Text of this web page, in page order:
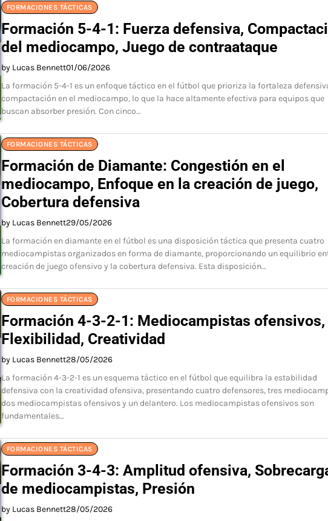
FORMACIONES TÁCTICAS
Formación 5-4-1: Fuerza defensiva,
del mediocampo, Juego de contraataque
by Lucas Bennett01/06/2026
La formación 5-4-1 es un enfoque táctico en el fútbol que prioriza la fortaleza
compactación en el mediocampo, lo que la hace altamente efectiva para equipos que
buscan absorber presión. Con cinco…
FORMACIONES TÁCTICAS
Formación de Diamante: Congestión en el
mediocampo, Enfoque en la creación de juego,
Cobertura defensiva
by Lucas Bennett29/05/2026
La formación en diamante en el fútbol es una disposición táctica que presenta cuatro
mediocampistas organizados en forma de diamante, proporcionando un equilibrio
creación de juego ofensivo y la cobertura defensiva. Esta disposición…
FORMACIONES TÁCTICAS
Formación 4-3-2-1: Mediocampistas ofensivos,
Flexibilidad, Creatividad
by Lucas Bennett28/05/2026
La formación 4-3-2-1 es un esquema táctico en el fútbol que equilibra la estabilidad
defensiva con la creatividad ofensiva, presentando cuatro defensores, tres
dos mediocampistas ofensivos y un delantero. Los mediocampistas ofensivos son
fundamentales…
FORMACIONES TÁCTICAS
Formación 3-4-3: Amplitud ofensiva,
de mediocampistas, Presión
by Lucas Bennett28/05/2026